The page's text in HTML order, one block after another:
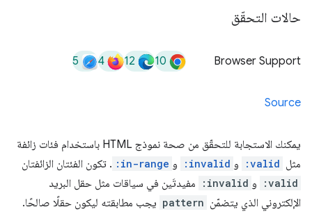
حالات التحقّق
Browser Support
10
12
4
5
Source
يمكنك الاستجابة للتحقّق من صحة نموذج HTML باستخدام فئات زائفة
مثل :valid و :invalid و :in-range . تكون الفئتان الزائفتان
:valid و :invalid
مفيدتَين في سياقات مثل حقل البريد
الإلكتروني الذي يتضمّن pattern يجب مطابقته ليكون حقلًا صالحًا.